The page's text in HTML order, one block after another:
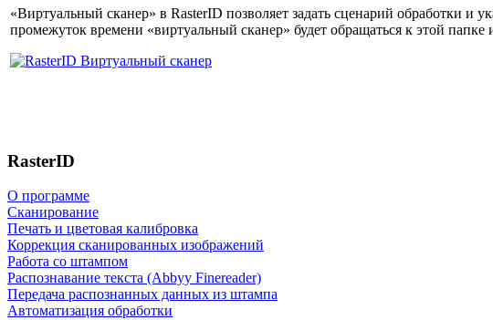
«Виртуальный сканер» в RasterID позволяет задать сценарий обработки и
промежуток времени «виртуальный сканер» будет обращаться к этой
RasterID
О программе
Сканирование
Печать и цветовая калибровка
Коррекция сканированных изображений
Работа со штампом
Распознавание текста (Abbyy Finereader)
Передача распознанных данных из штампа
Автоматизация обработки